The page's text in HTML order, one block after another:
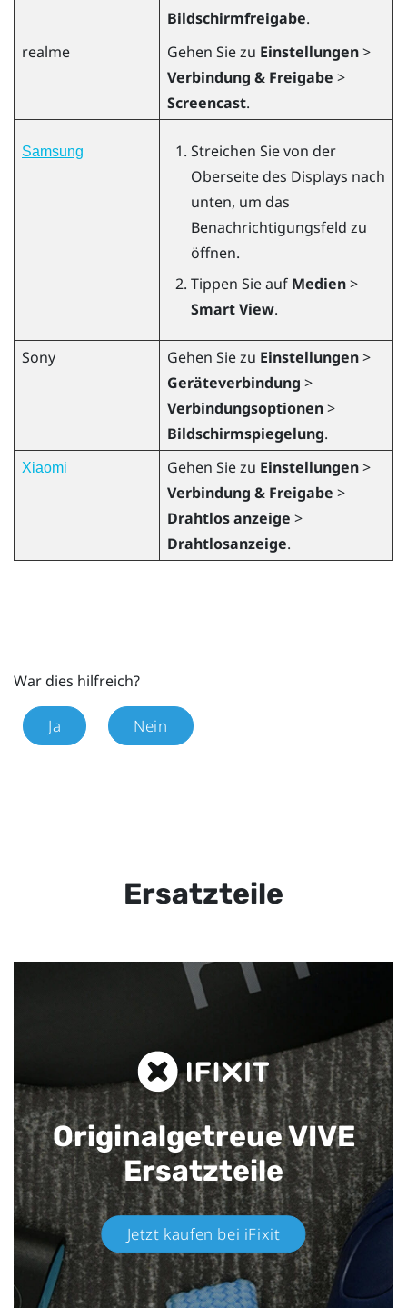
Bildschirmfreigabe.
realme
Gehen Sie zu Einstellungen>
Verbindung & Freigabe >
Screencast.
Samsung
Streichen Sie von der
Oberseite des Displays nach
unten, um das
Benachrichtigungsfeld zu
öffnen.
Tippen Sie auf Medien>
Smart View.
Sony Gehen Sie zu Einstellungen>
Geräteverbindung >
Verbindungsoptionen>
Bildschirmspiegelung.
Xiaomi Gehen Sie zu Einstellungen>
Verbindung & Freigabe >
Drahtlos anzeige >
Drahtlosanzeige.
War dies hilfreich?
Ja Nein
Ersatzteile
Originalgetreue VIVE
Ersatzteile
Jetzt kaufen bei iFixit​